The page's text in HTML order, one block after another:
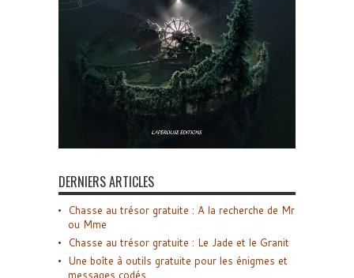
DERNIERS ARTICLES
Chasse au trésor gratuite : A la recherche de Mr
ou Mme
Chasse au trésor gratuite : Le Jade et le Granit
Une boîte à outils gratuite pour les énigmes et
messages codés